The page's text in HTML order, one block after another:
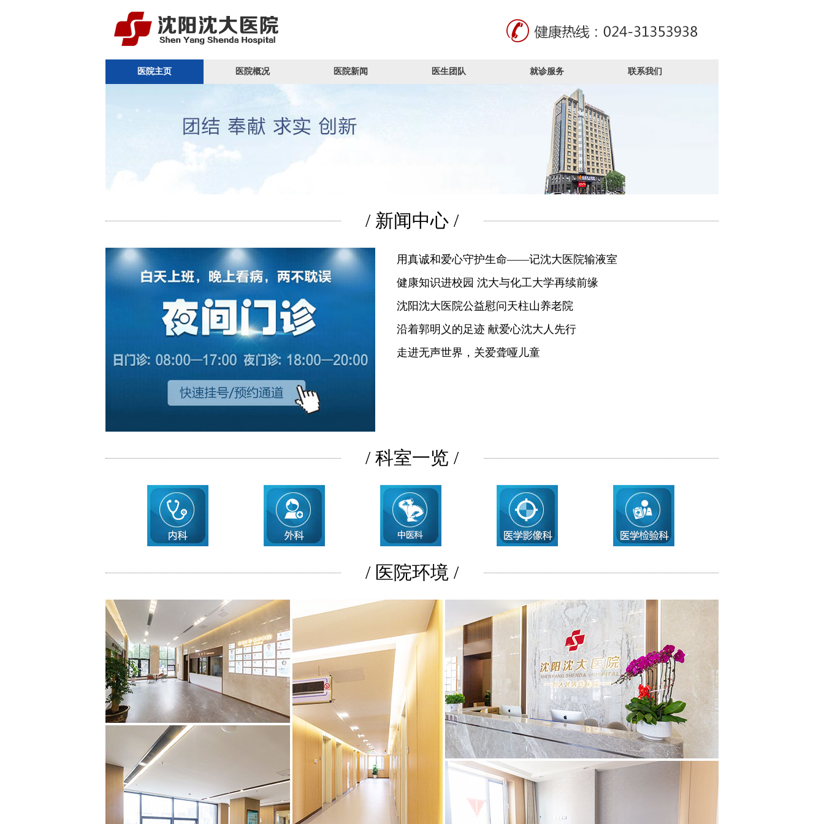
医院主页 医院概况 医院新闻 医生团队 就诊服务 联系我们
/ 新闻中心 /
用真诚和爱心守护生命——记沈大医院输液室
健康知识进校园 沈大与化工大学再续前缘
沈阳沈大医院公益慰问天柱山养老院
沿着郭明义的足迹 献爱心沈大人先行
走进无声世界，关爱聋哑儿童
/ 科室一览 /
/ 医院环境 /